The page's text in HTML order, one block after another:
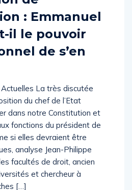
de
: Emmanuel
il le pouvoir
de s’en
La très discutée
du chef de l’Etat
dans notre Constitution et
fonctions du président de
si elles devraient être
analyse Jean-Philippe
facultés de droit, ancien
et chercheur à